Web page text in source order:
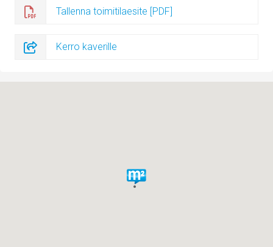
Tallenna toimitilaesite [PDF]
Kerro kaverille